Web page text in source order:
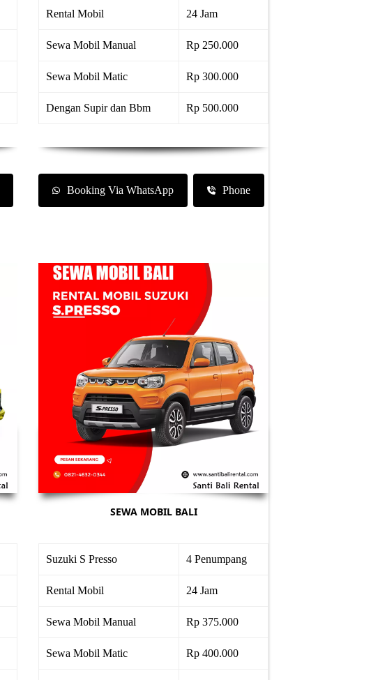
Rental Mobil 24 Jam
Sewa Mobil Manual Rp 250.000
Sewa Mobil Matic Rp 300.000
Dengan Supir dan Bbm Rp 500.000
Booking Via WhatsApp Phone
SEWA MOBIL BALI
Suzuki S Presso 4 Penumpang
Rental Mobil 24 Jam
Sewa Mobil Manual Rp 375.000
Sewa Mobil Matic Rp 400.000